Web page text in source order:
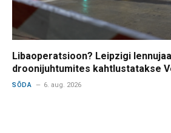
Libaoperatsioon? Leipzigi
droonijuhtumites kahtlustatakse
SÕDA 6. aug. 2026